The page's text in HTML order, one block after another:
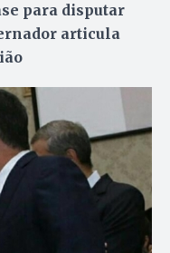
para disputar
articula